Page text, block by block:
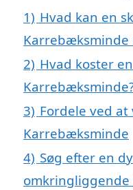
1) Hvad kan en
2) Hvad koster
3) Fordele ved
Karrebæksminde
4) Søg efter en